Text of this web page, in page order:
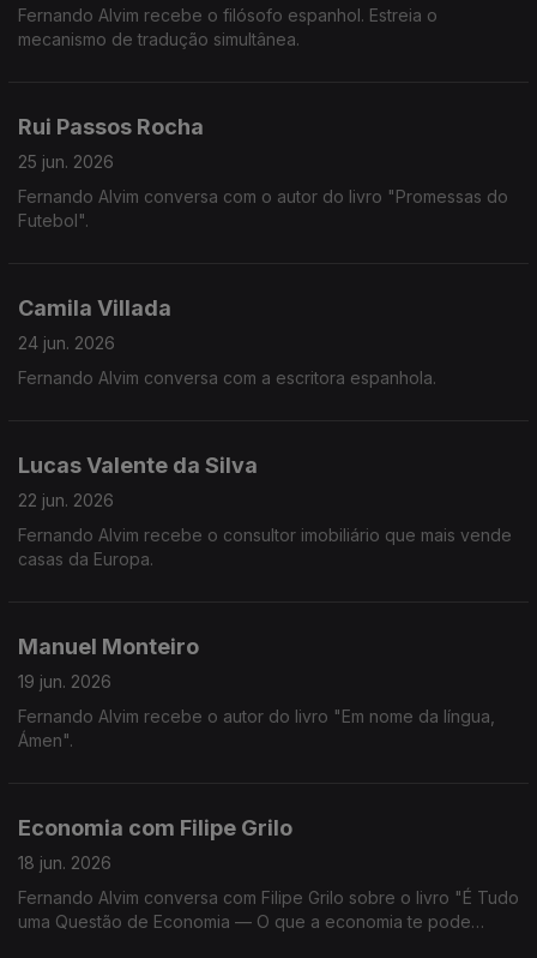
Fernando Alvim recebe o filósofo espanhol. Estreia o
mecanismo de tradução simultânea.
Rui Passos Rocha
25 jun. 2026
Fernando Alvim conversa com o autor do livro "Promessas do
Futebol".
Camila Villada
24 jun. 2026
Fernando Alvim conversa com a escritora espanhola.
Lucas Valente da Silva
22 jun. 2026
Fernando Alvim recebe o consultor imobiliário que mais vende
casas da Europa.
Manuel Monteiro
19 jun. 2026
Fernando Alvim recebe o autor do livro "Em nome da língua,
Ámen".
Economia com Filipe Grilo
18 jun. 2026
Fernando Alvim conversa com Filipe Grilo sobre o livro "É Tudo
uma Questão de Economia — O que a economia te pode